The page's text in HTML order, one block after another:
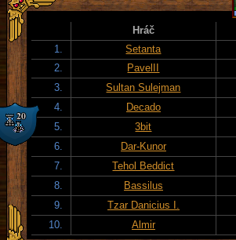
Hráč
1.
Setanta
2.
PavelII
3.
Sultan Sulejman
4.
Decado
5.
3bit
6.
Dar-Kunor
7.
Tehol Beddict
8.
Bassilus
9.
Tzar Danicius I.
10.
Almir